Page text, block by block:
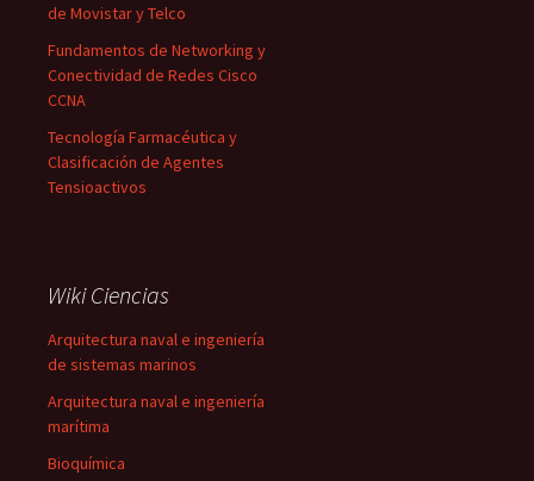
de Movistar y Telco
Fundamentos de Networking y
Conectividad de Redes Cisco
CCNA
Tecnología Farmacéutica y
Clasificación de Agentes
Tensioactivos
Wiki Ciencias
Arquitectura naval e ingeniería
de sistemas marinos
Arquitectura naval e ingeniería
marítima
Bioquímica